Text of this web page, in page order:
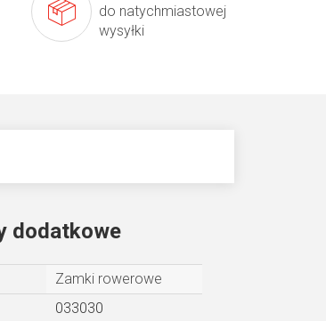
do natychmiastowej
wysyłki
dodatkowe
Zamki rowerowe
033030